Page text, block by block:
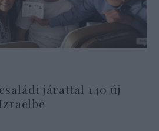
járattal 140 új